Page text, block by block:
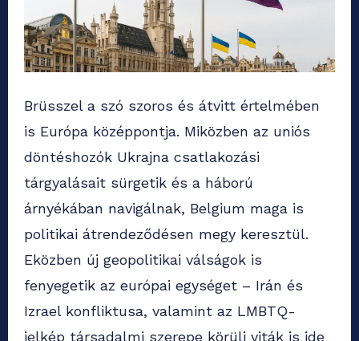
Brüsszel a szó szoros és átvitt értelmében
is Európa középpontja. Miközben az uniós
döntéshozók Ukrajna csatlakozási
tárgyalásait sürgetik és a háború
árnyékában navigálnak, Belgium maga is
politikai átrendeződésen megy keresztül.
Eközben új geopolitikai válságok is
fenyegetik az európai egységet – Irán és
Izrael konfliktusa, valamint az LMBTQ-
jelkép társadalmi szerepe körüli viták is ide